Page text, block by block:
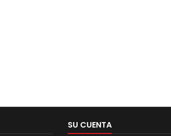
SU CUENTA